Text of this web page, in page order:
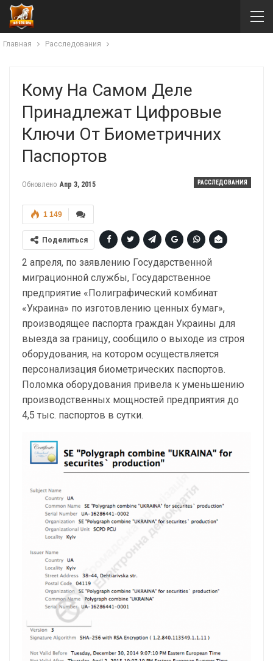
Главная Расследования
Кому На Самом Деле
Принадлежат Цифровые
Ключи От Биометричних
Паспортов
РАССЛЕДОВАНИЯ
Обновлено Апр 3, 2015
1 149
Поделиться
2 апреля, по заявлению Государственной
миграционной службы, Государственное
предприятие «Полиграфический комбинат
«Украина» по изготовлению ценных бумаг»,
производящее паспорта граждан Украины для
выезда за границу, сообщило о выходе из строя
оборудования, на котором осуществляется
персонализация биометрических паспортов.
Поломка оборудования привела к уменьшению
производственных мощностей предприятия до
4,5 тыс. паспортов в сутки.